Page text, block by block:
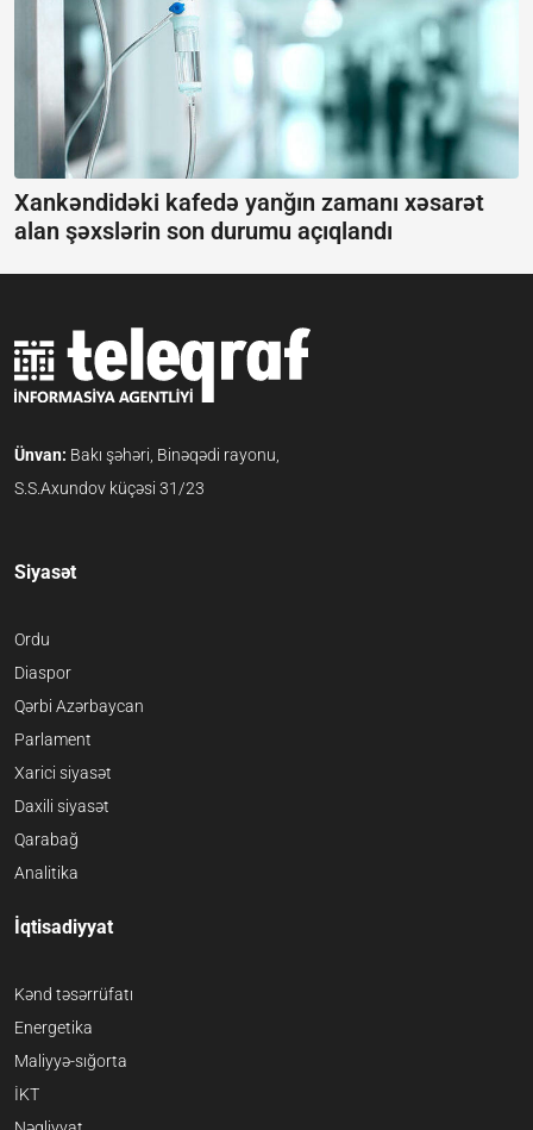
Xankəndidəki kafedə yanğın zamanı xəsarət
alan şəxslərin son durumu açıqlandı
Ünvan: Bakı şəhəri, Binəqədi rayonu,
S.S.Axundov küçəsi 31/23
Siyasət
Ordu
Diaspor
Qərbi Azərbaycan
Parlament
Xarici siyasət
Daxili siyasət
Qarabağ
Analitika
İqtisadiyyat
Kənd təsərrüfatı
Energetika
Maliyyə-sığorta
İKT